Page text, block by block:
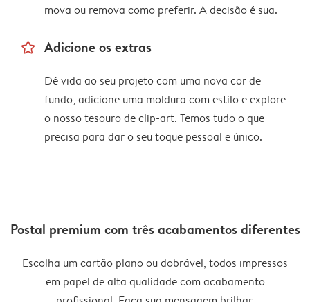
mova ou remova como preferir. A decisão é sua.
star_outline Adicione os extras
Dê vida ao seu projeto com uma nova cor de
fundo, adicione uma moldura com estilo e explore
o nosso tesouro de clip-art. Temos tudo o que
precisa para dar o seu toque pessoal e único.
Postal premium com três acabamentos diferentes
Escolha um cartão plano ou dobrável, todos impressos
em papel de alta qualidade com acabamento